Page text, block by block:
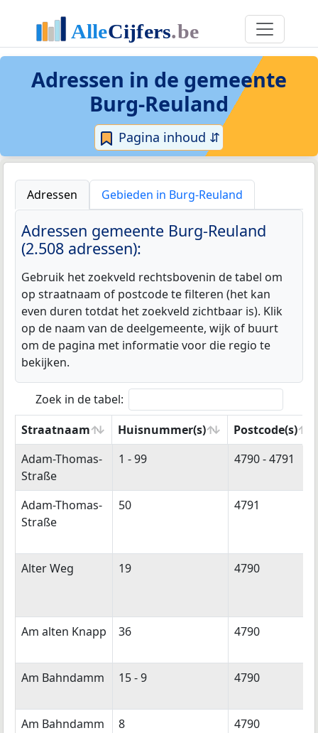
Adressen in de gemeente
Burg-Reuland
Pagina inhoud ⇵
Adressen Gebieden in Burg-Reuland
Adressen gemeente Burg-Reuland
(2.508 adressen):
Gebruik het zoekveld rechtsbovenin de tabel om
op straatnaam of postcode te filteren (het kan
even duren totdat het zoekveld zichtbaar is). Klik
op de naam van de deelgemeente, wijk of buurt
om de pagina met informatie voor die regio te
bekijken.
Zoek in de tabel:
Straatnaam
Huisnummer(s)
Postcode(s)
Straatnaam
Huisnummer(s) Postcode(s)
Adam-Thomas-
Straße
1 - 99 4790 - 4791
Adam-Thomas-
Straße
50 4791
Alter Weg 19 4790
Am alten Knapp 36 4790
Am Bahndamm 15 - 9 4790
Am Bahndamm 8 4790